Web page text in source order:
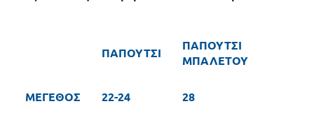
ΠΑΠΟΥΤΣΙ
ΠΑΠΟΥΤΣΙ
ΜΠΑΛΕΤΟΥ
ΜΕΓΕΘΟΣ 22-24 28